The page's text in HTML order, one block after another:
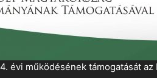
évi működésének támogatását